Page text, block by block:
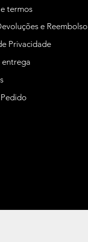
termos
e Reembolso
Privacidade
entrega